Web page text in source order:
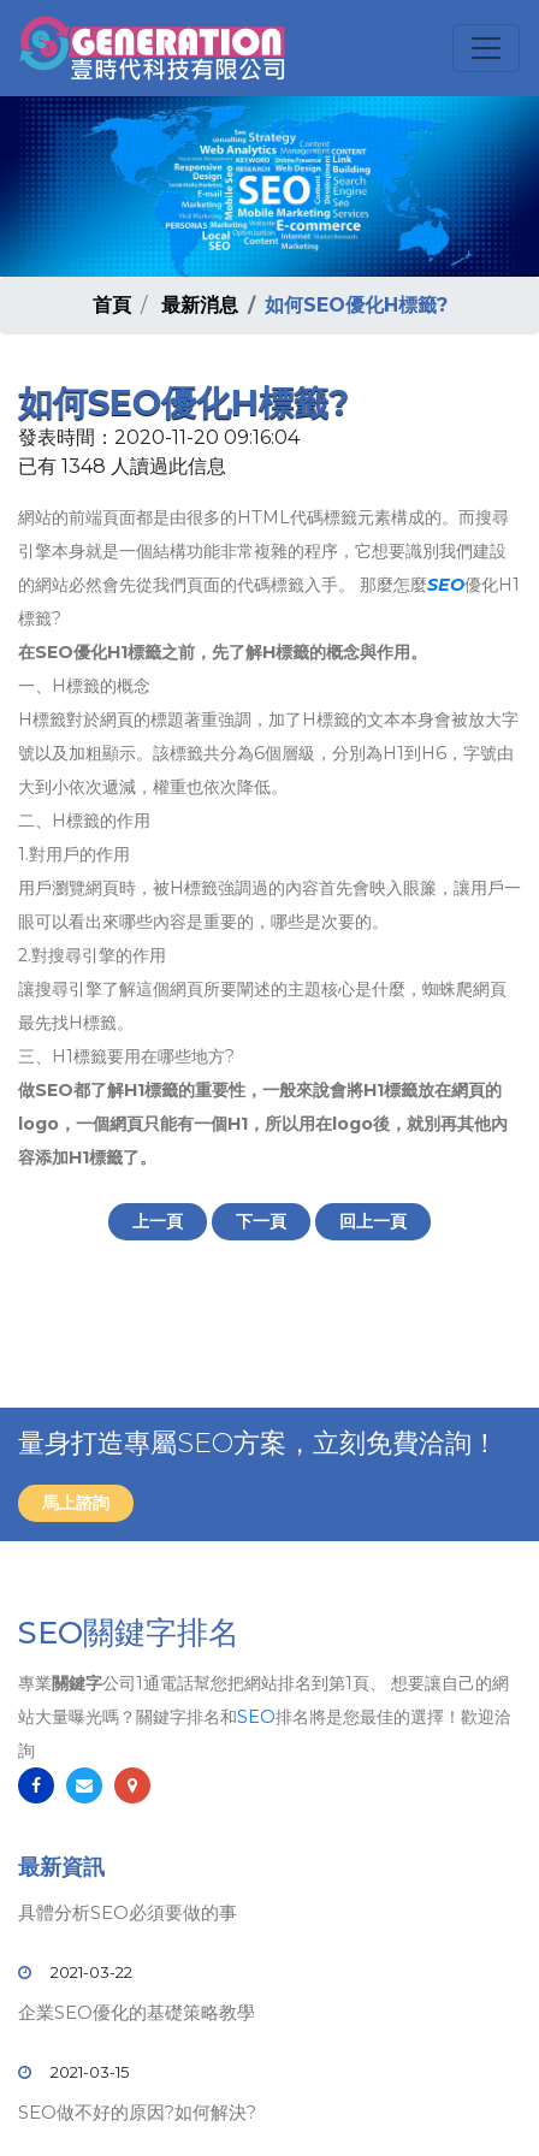
首頁 最新消息 如何SEO優化H標籤?
如何SEO優化H標籤?
發表時間：2020-11-20 09:16:04
已有 1348 人讀過此信息
網站的前端頁面都是由很多的HTML代碼標籤元素構成的。而搜尋
引擎本身就是一個結構功能非常複雜的程序，它想要識別我們建設
的網站必然會先從我們頁面的代碼標籤入手。 那麼怎麼SEO優化H1
標籤?
在SEO優化H1標籤之前，先了解H標籤的概念與作用。
一、H標籤的概念
H標籤對於網頁的標題著重強調，加了H標籤的文本本身會被放大字
號以及加粗顯示。該標籤共分為6個層級，分別為H1到H6，字號由
大到小依次遞減，權重也依次降低。
二、H標籤的作用
1.對用戶的作用
用戶瀏覽網頁時，被H標籤強調過的內容首先會映入眼簾，讓用戶一
眼可以看出來哪些內容是重要的，哪些是次要的。
2.對搜尋引擎的作用
讓搜尋引擎了解這個網頁所要闡述的主題核心是什麼，蜘蛛爬網頁
最先找H標籤。
三、H1標籤要用在哪些地方?
做SEO都了解H1標籤的重要性，一般來說會將H1標籤放在網頁的
logo，一個網頁只能有一個H1，所以用在logo後，就別再其他內
容添加H1標籤了。
上一頁 下一頁 回上一頁
量身打造專屬SEO方案，立刻免費洽詢！
馬上諮詢
SEO關鍵字排名
專業關鍵字公司1通電話幫您把網站排名到第1頁、 想要讓自己的網
站大量曝光嗎？關鍵字排名和SEO排名將是您最佳的選擇！歡迎洽
詢
最新資訊
具體分析SEO必須要做的事
2021-03-22
企業SEO優化的基礎策略教學
2021-03-15
SEO做不好的原因?如何解決?